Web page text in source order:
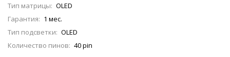
Тип матрицы: OLED
Гарантия: 1 мес.
Тип подсветки: OLED
Количество пинов: 40 pin